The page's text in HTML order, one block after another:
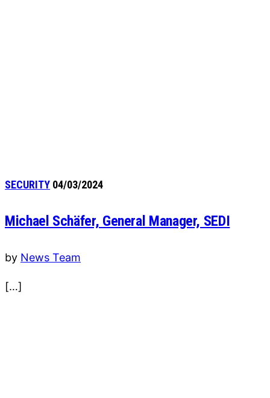
SECURITY 04/03/2024
Michael Schäfer, General Manager, SEDI
by News Team
[…]